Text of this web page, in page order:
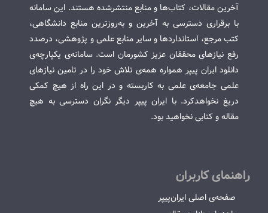
آخرین مقالات، کتاب‌ها و منابع منتشرشده هستند. این سامانه
با برقراری دسترسی به آخرین و به‌روزترین منابع دانشگاهی،
کتب مرجع، استانداردها و سایر منابع علمی و پژوهشی، درصدد
رفع نیازهای محققان عزیز کشورمان است. سامانه‌ی یکپارچه‌ی
دانلود ایران پیپر همواره همه‌ی تلاش خود را در تامین نیازهای
علمی جامعه‌ی علمی به کاربسته و در این راه از هیچ کمکی
دریغ نخواهدکرد. با ایران پیپر دیگر نگران دسترسی به هیچ
مقاله و کتابی نخواهید بود.
راهنمای کاربران
صفحه‌ی اصلی ایران‌پیپر